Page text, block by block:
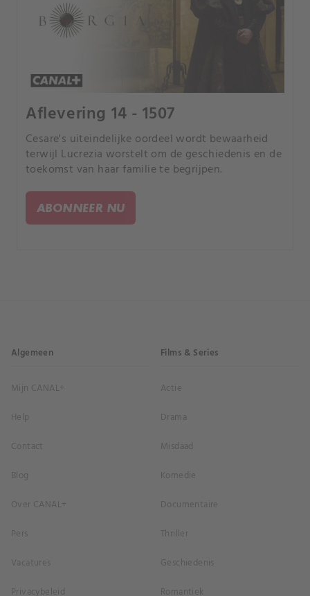
Aflevering 14 - 1507
Cesare's uiteindelijke oordeel wordt bewaarheid
terwijl Lucrezia worstelt om de geschiedenis en de
toekomst van haar familie te begrijpen.
ABONNEER NU
Algemeen
Mijn CANAL+
Help
Contact
Blog
Over CANAL+
Pers
Vacatures
Privacybeleid
Films & Series
Actie
Drama
Misdaad
Komedie
Documentaire
Thriller
Geschiedenis
Romantiek